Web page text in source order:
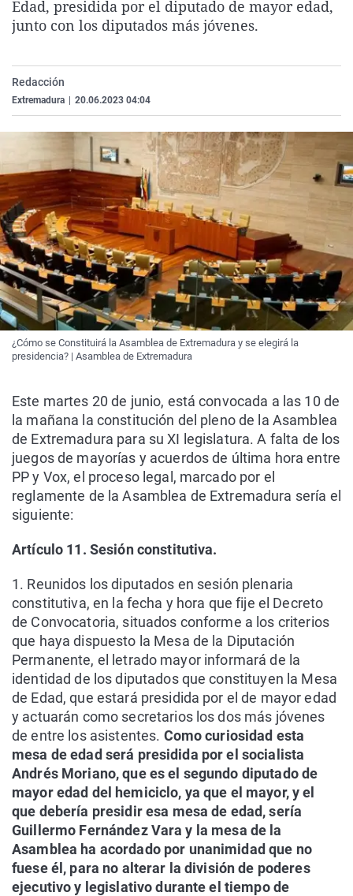
La rosa de los vientos
Como el perro y el
Caso
Equipo de
Extremadura
La Rioja
Virales
Elecciones
Edad, presidida por el diputado de mayor edad,
junto con los diputados más jóvenes.
Redacción
Extremadura 20.06.2023 04:04
¿Cómo se Constituirá la Asamblea de Extremadura y se elegirá la
presidencia? | Asamblea de Extremadura
Este martes 20 de junio, está convocada a las 10 de
la mañana la constitución del pleno de la Asamblea
de Extremadura para su XI legislatura. A falta de los
juegos de mayorías y acuerdos de última hora entre
PP y Vox, el proceso legal, marcado por el
reglamente de la Asamblea de Extremadura sería el
siguiente:
Artículo 11. Sesión constitutiva.
1. Reunidos los diputados en sesión plenaria
constitutiva, en la fecha y hora que fije el Decreto
de Convocatoria, situados conforme a los criterios
que haya dispuesto la Mesa de la Diputación
Permanente, el letrado mayor informará de la
identidad de los diputados que constituyen la Mesa
de Edad, que estará presidida por el de mayor edad
y actuarán como secretarios los dos más jóvenes
de entre los asistentes. Como curiosidad esta
mesa de edad será presidida por el socialista
Andrés Moriano, que es el segundo diputado de
mayor edad del hemiciclo, ya que el mayor, y el
que debería presidir esa mesa de edad, sería
Guillermo Fernández Vara y la mesa de la
Asamblea ha acordado por unanimidad que no
fuese él, para no alterar la división de poderes
ejecutivo y legislativo durante el tiempo de